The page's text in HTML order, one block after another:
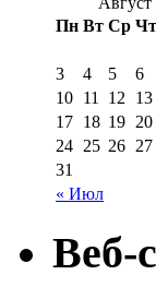
Пн Вт Ср Чт
« Июл
3
4 5 6
10 11 12 13
17 18 19 20
24 25 26 27
31
Веб-